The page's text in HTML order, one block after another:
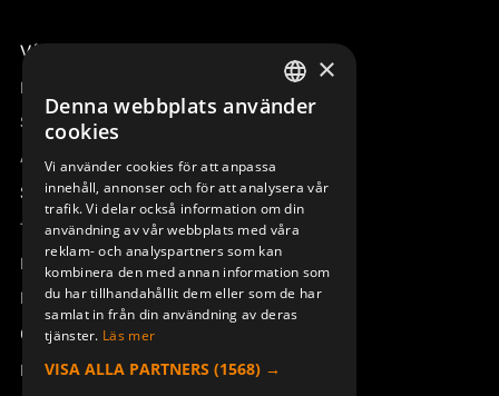
Våra radiostyrningar – översikt
Remotus
Sesam
Access_Ctrl
Support
Teknisk support
Boka service
Manualer och videoinstruktioner
Om Åkerströms
Kontakt
SWEDISH
DEUTSCH
×
Denna webbplats använder
cookies
Vi använder cookies för att anpassa
innehåll, annonser och för att analysera vår
trafik. Vi delar också information om din
användning av vår webbplats med våra
reklam- och analyspartners som kan
kombinera den med annan information som
du har tillhandahållit dem eller som de har
samlat in från din användning av deras
tjänster. Läs mer
VISA ALLA PARTNERS (1568) →